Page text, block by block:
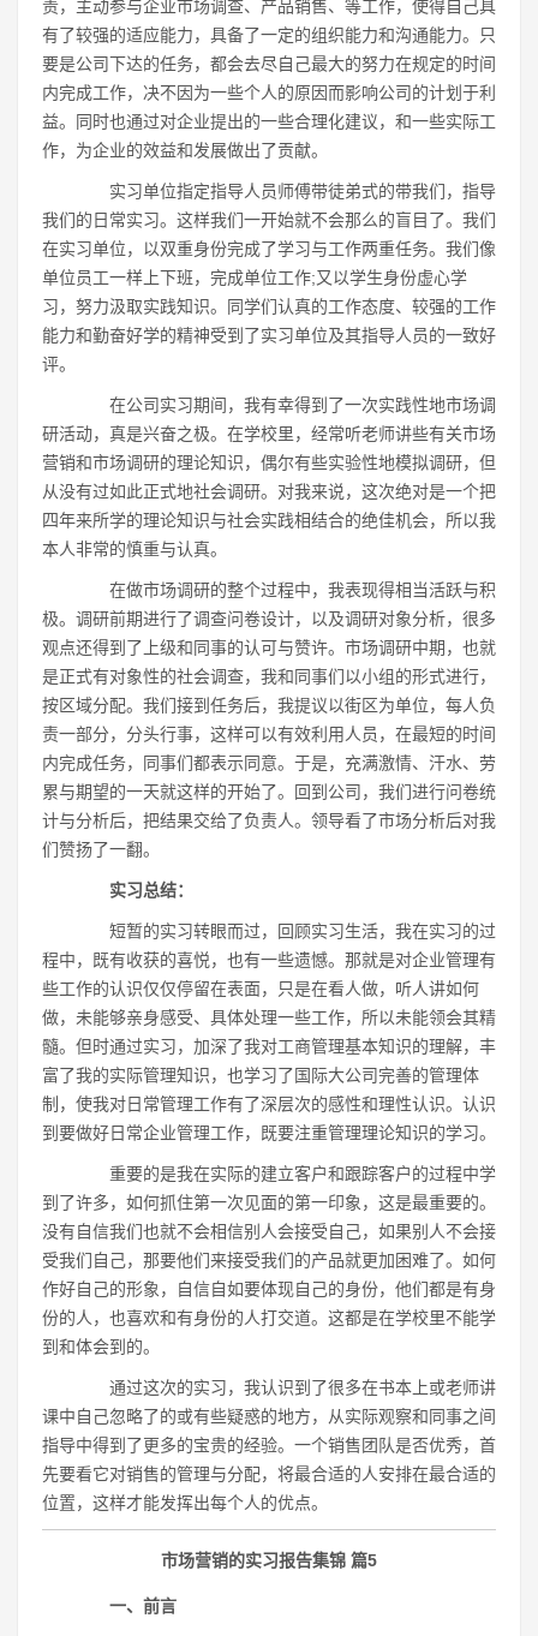
责，主动参与企业市场调查、产品销售、等工作，使得自己具
有了较强的适应能力，具备了一定的组织能力和沟通能力。只
要是公司下达的任务，都会去尽自己最大的努力在规定的时间
内完成工作，决不因为一些个人的原因而影响公司的计划于利
益。同时也通过对企业提出的一些合理化建议，和一些实际工
作，为企业的效益和发展做出了贡献。
实习单位指定指导人员师傅带徒弟式的带我们，指导
我们的日常实习。这样我们一开始就不会那么的盲目了。我们
在实习单位，以双重身份完成了学习与工作两重任务。我们像
单位员工一样上下班，完成单位工作;又以学生身份虚心学
习，努力汲取实践知识。同学们认真的工作态度、较强的工作
能力和勤奋好学的精神受到了实习单位及其指导人员的一致好
评。
在公司实习期间，我有幸得到了一次实践性地市场调
研活动，真是兴奋之极。在学校里，经常听老师讲些有关市场
营销和市场调研的理论知识，偶尔有些实验性地模拟调研，但
从没有过如此正式地社会调研。对我来说，这次绝对是一个把
四年来所学的理论知识与社会实践相结合的绝佳机会，所以我
本人非常的慎重与认真。
在做市场调研的整个过程中，我表现得相当活跃与积
极。调研前期进行了调查问卷设计，以及调研对象分析，很多
观点还得到了上级和同事的认可与赞许。市场调研中期，也就
是正式有对象性的社会调查，我和同事们以小组的形式进行，
按区域分配。我们接到任务后，我提议以街区为单位，每人负
责一部分，分头行事，这样可以有效利用人员，在最短的时间
内完成任务，同事们都表示同意。于是，充满激情、汗水、劳
累与期望的一天就这样的开始了。回到公司，我们进行问卷统
计与分析后，把结果交给了负责人。领导看了市场分析后对我
们赞扬了一翻。
实习总结：
短暂的实习转眼而过，回顾实习生活，我在实习的过
程中，既有收获的喜悦，也有一些遗憾。那就是对企业管理有
些工作的认识仅仅停留在表面，只是在看人做，听人讲如何
做，未能够亲身感受、具体处理一些工作，所以未能领会其精
髓。但时通过实习，加深了我对工商管理基本知识的理解，丰
富了我的实际管理知识，也学习了国际大公司完善的管理体
制，使我对日常管理工作有了深层次的感性和理性认识。认识
到要做好日常企业管理工作，既要注重管理理论知识的学习。
重要的是我在实际的建立客户和跟踪客户的过程中学
到了许多，如何抓住第一次见面的第一印象，这是最重要的。
没有自信我们也就不会相信别人会接受自己，如果别人不会接
受我们自己，那要他们来接受我们的产品就更加困难了。如何
作好自己的形象，自信自如要体现自己的身份，他们都是有身
份的人，也喜欢和有身份的人打交道。这都是在学校里不能学
到和体会到的。
通过这次的实习，我认识到了很多在书本上或老师讲
课中自己忽略了的或有些疑惑的地方，从实际观察和同事之间
指导中得到了更多的宝贵的经验。一个销售团队是否优秀，首
先要看它对销售的管理与分配，将最合适的人安排在最合适的
位置，这样才能发挥出每个人的优点。
市场营销的实习报告集锦 篇5
一、前言